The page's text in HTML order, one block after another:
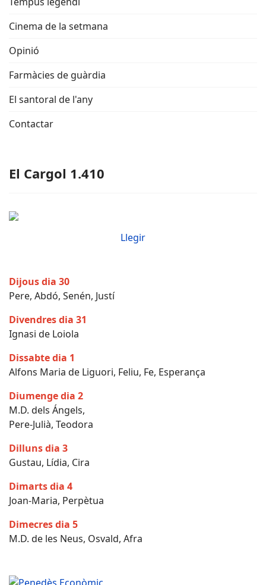
Cinema de la setmana
Opinió
Farmàcies de guàrdia
El santoral de l'any
Contactar
El Cargol 1.410
Llegir
Dijous dia 30
Pere, Abdó, Senén, Justí
Divendres dia 31
Ignasi de Loiola
Dissabte dia 1
Alfons Maria de Liguori, Feliu, Fe, Esperança
Diumenge dia 2
M.D. dels Ángels,
Pere-Julià, Teodora
Dilluns dia 3
Gustau, Lídia, Cira
Dimarts dia 4
Joan-Maria, Perpètua
Dimecres dia 5
M.D. de les Neus, Osvald, Afra